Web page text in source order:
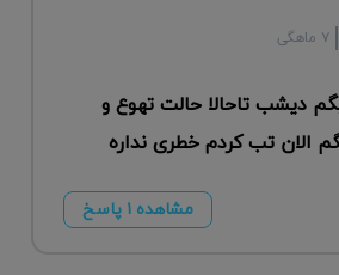
۷ ماهگی
دیشب تاحالا حالت تهوع و
الان تب کردم خطری نداره
مشاهده ۱ پاسخ